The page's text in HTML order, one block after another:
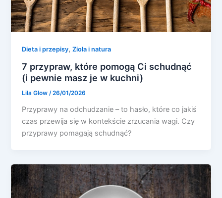
Dieta i przepisy,Zioła i natura
7 przypraw, które pomogą Ci schudnąć
(i pewnie masz je w kuchni)
Lila Glow/26/01/2026
Przyprawy na odchudzanie – to hasło, które co jakiś
czas przewija się w kontekście zrzucania wagi. Czy
przyprawy pomagają schudnąć?